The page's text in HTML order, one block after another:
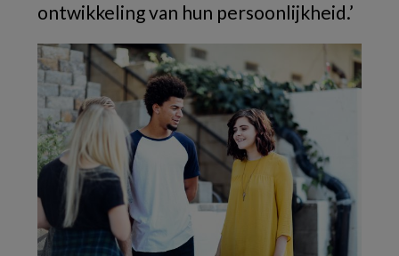
ontwikkeling van hun persoonlijkheid.’